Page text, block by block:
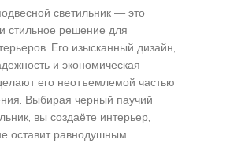
светильник — это
стильное решение для
Его изысканный дизайн,
и экономическая
его неотъемлемой частью
Выбирая черный паучий
вы создаёте интерьер,
оставит равнодушным.